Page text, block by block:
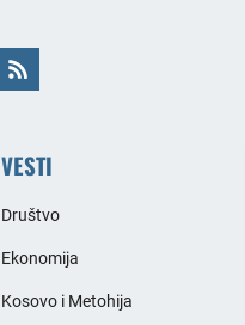
VESTI
Društvo
Ekonomija
Kosovo i Metohija